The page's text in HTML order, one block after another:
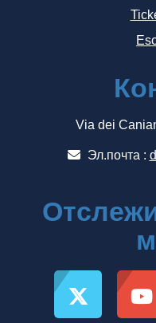
Via dei
Эл.почта :